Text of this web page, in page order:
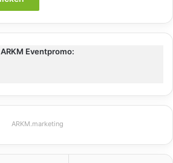
ARKM Eventpromo:
ARKM.marketing